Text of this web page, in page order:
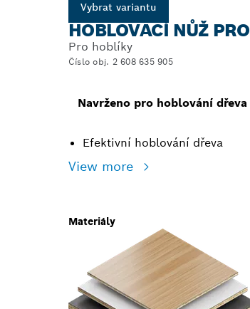
Vybrat variantu
HOBLOVACÍ NŮŽ PRO
Pro hoblíky
Číslo obj. 2 608 635 905
Navrženo pro hoblování dřeva
Efektivní hoblování dřeva
View more
Materiály